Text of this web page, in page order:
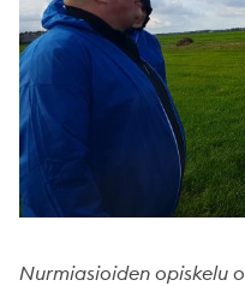
Nurmiasioiden opiskelu